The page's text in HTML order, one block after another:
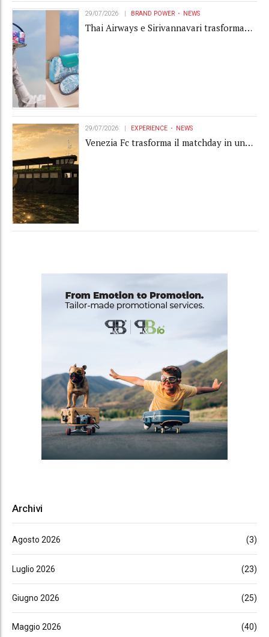
29/07/2026 BRAND POWER NEWS
Thai Airways e Sirivannavari trasformano
29/07/2026 EXPERIENCE NEWS
Venezia Fc trasforma il matchday in una
Archivi
Agosto 2026 (3)
Luglio 2026 (23)
Giugno 2026 (25)
Maggio 2026 (40)